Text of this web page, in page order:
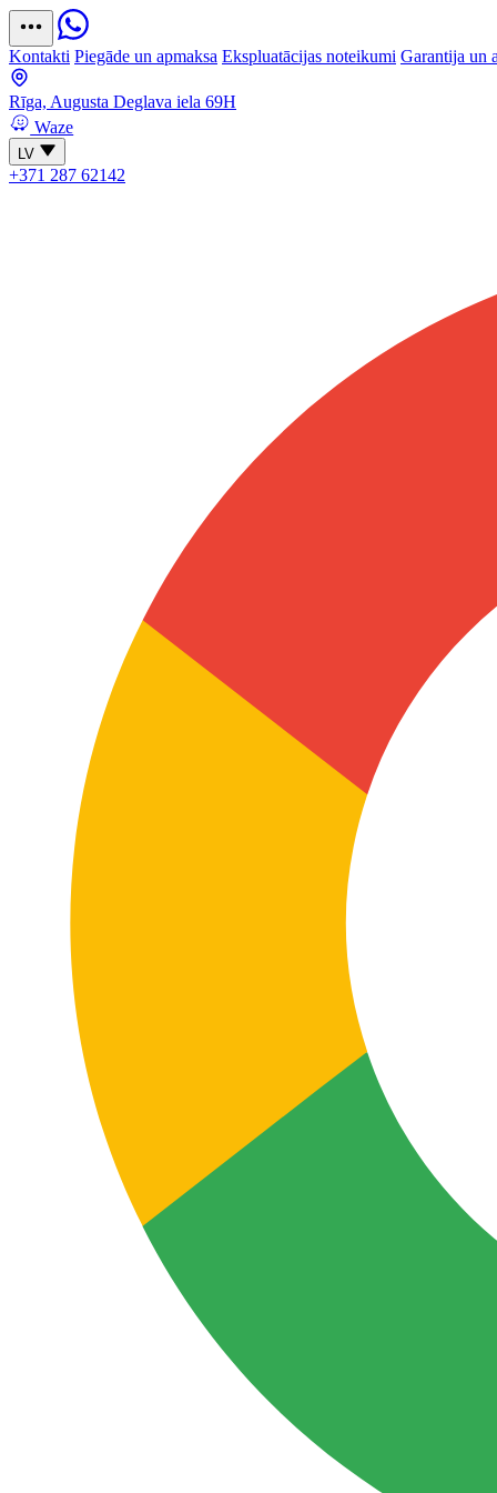
Kontakti Piegāde un apmaksa Ekspluatācijas noteikumi Garantija un
Rīga, Augusta Deglava iela 69H
Waze
LV
+371 287 62142